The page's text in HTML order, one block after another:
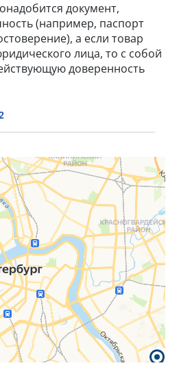
документ,
(например, паспорт
а если товар
лица, то с собой
доверенность
Title
×